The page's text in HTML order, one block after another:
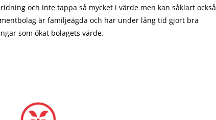
och inte tappa så mycket i värde men kan såklart också
är familjeägda och har under lång tid gjort bra
som ökat bolagets värde.